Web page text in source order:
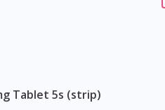
Tablet 5s (strip)